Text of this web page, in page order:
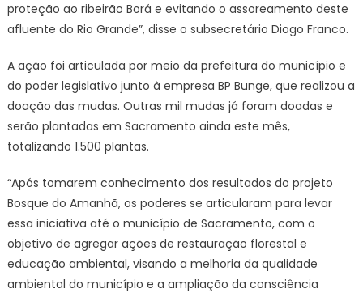
proteção ao ribeirão Borá e evitando o assoreamento deste
afluente do Rio Grande”, disse o subsecretário Diogo Franco.
A ação foi articulada por meio da prefeitura do município e
do poder legislativo junto à empresa BP Bunge, que realizou a
doação das mudas. Outras mil mudas já foram doadas e
serão plantadas em Sacramento ainda este mês,
totalizando 1.500 plantas.
“Após tomarem conhecimento dos resultados do projeto
Bosque do Amanhã, os poderes se articularam para levar
essa iniciativa até o município de Sacramento, com o
objetivo de agregar ações de restauração florestal e
educação ambiental, visando a melhoria da qualidade
ambiental do município e a ampliação da consciência